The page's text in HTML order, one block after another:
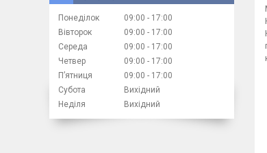
Понеділок 09:00
17:00
Вівторок
09:00
17:00
Середа
09:00
17:00
Четвер
09:00
17:00
Пʼятниця
09:00
17:00
Субота
Вихідний
Неділя
Вихідний